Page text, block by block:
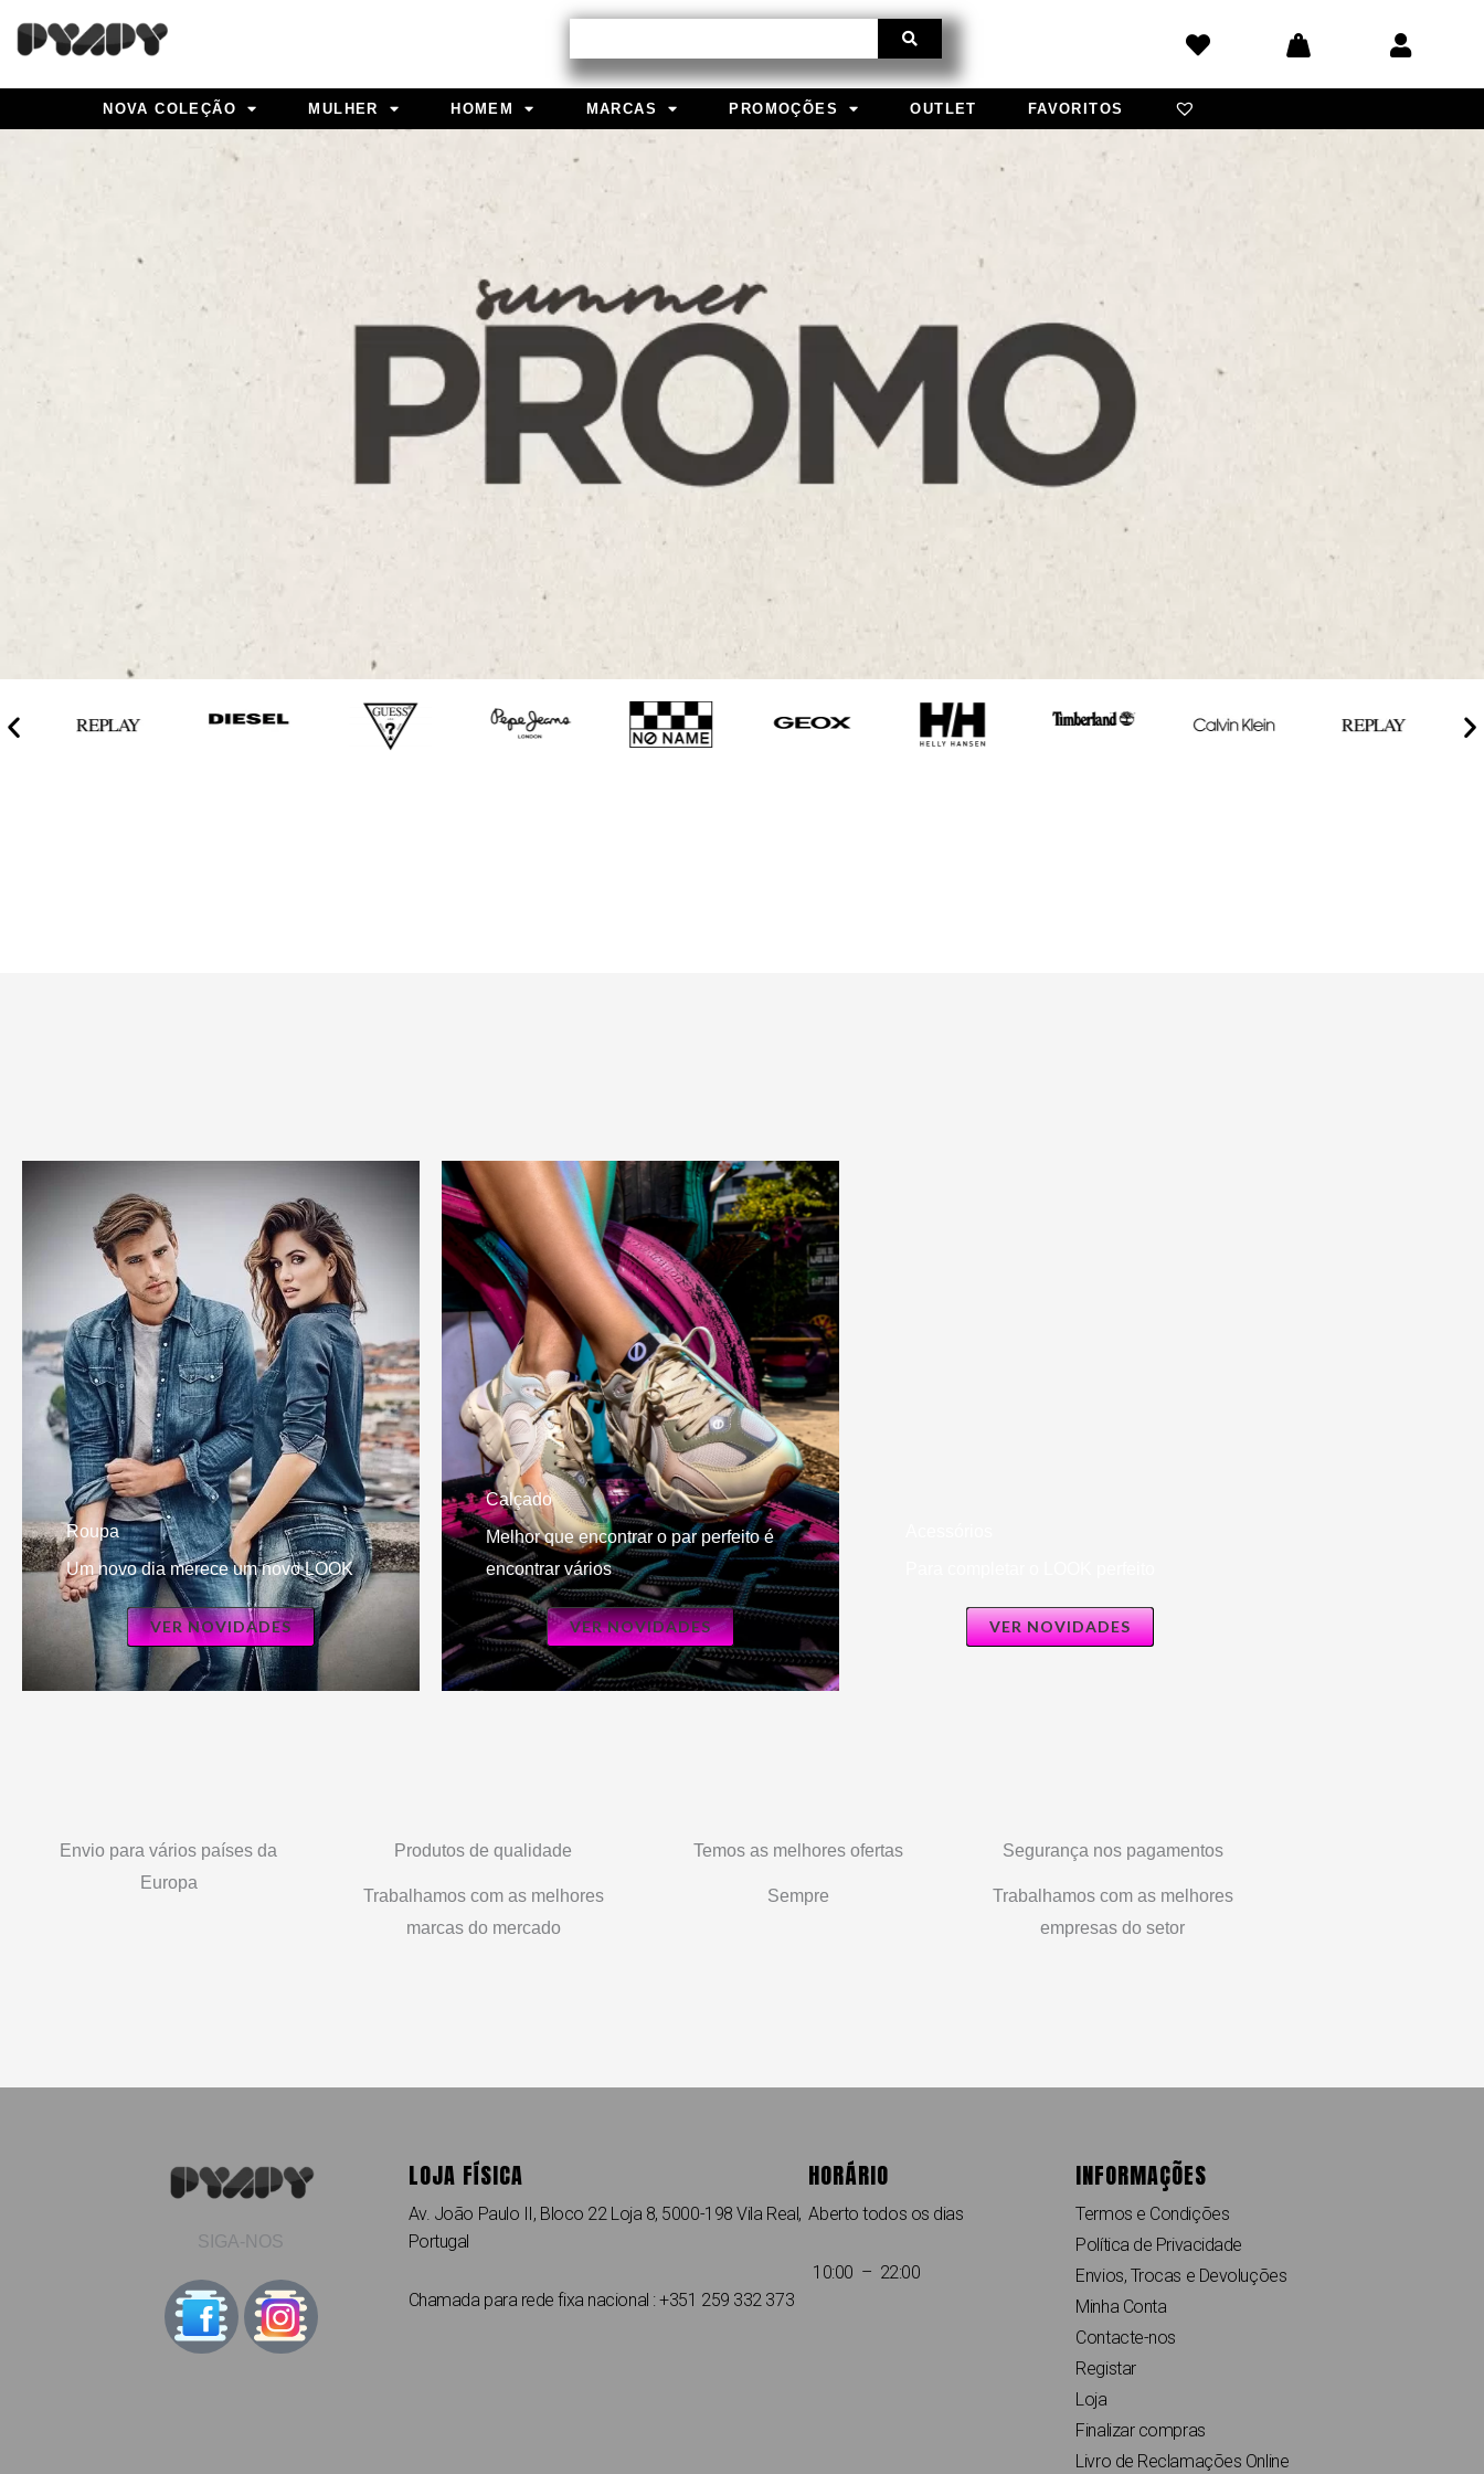
NOVA COLEÇÃO MULHER HOMEM MARCAS PROMOÇÕES OUTLET FAVORITOS
Roupa
Um novo dia merece um novo LOOK
VER NOVIDADES
Calçado
Melhor que encontrar o par perfeito é
encontrar vários
VER NOVIDADES VER NOVIDADES
Envio para vários países da
Europa
Produtos de qualidade
Trabalhamos com as melhores
marcas do mercado
Temos as melhores ofertas
Sempre
Segurança nos pagamentos
Trabalhamos com as melhores
empresas do setor
SIGA-NOS
LOJA FÍSICA
Av. João Paulo II, Bloco 22 Loja 8, 5000-198 Vila Real,
Portugal
Chamada para rede fixa nacional : +351 259 332 373
HORÁRIO
Aberto todos os dias
10:00 – 22:00
INFORMAÇÕES
Termos e Condições
Política de Privacidade
Envios, Trocas e Devoluções
Minha Conta
Contacte-nos
Registar
Loja
Finalizar compras
Livro de Reclamações Online